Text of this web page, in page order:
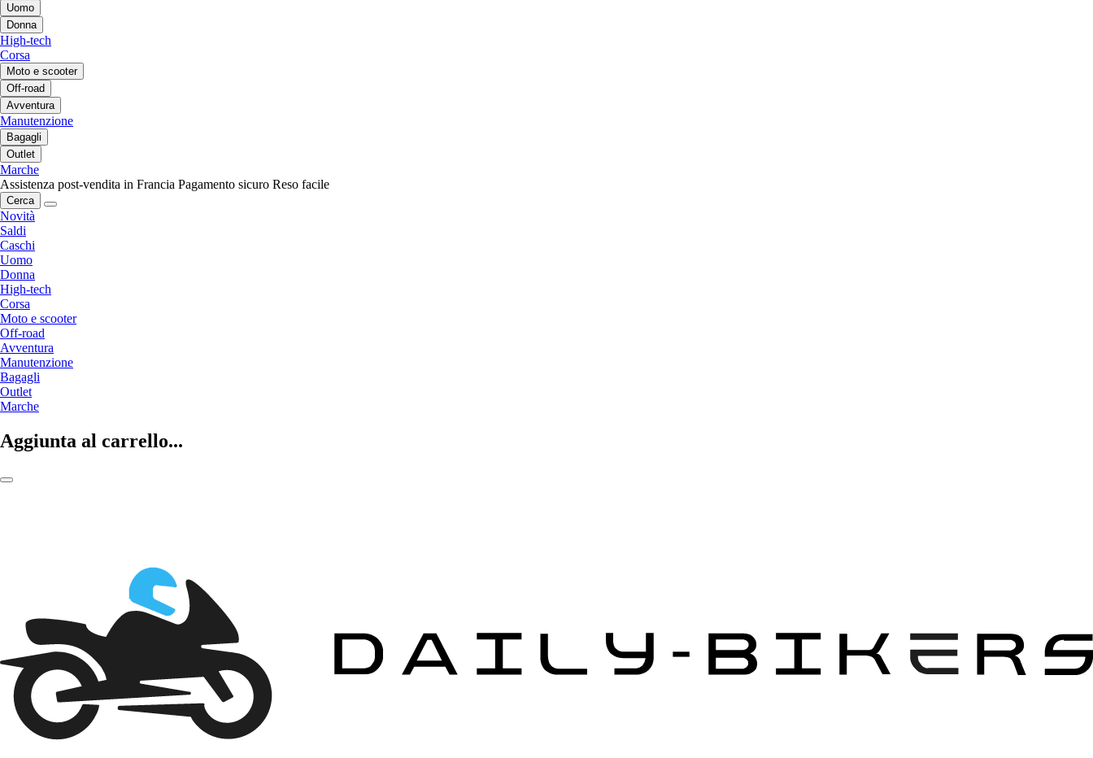
Uomo
Donna
High-tech
Corsa
Moto e scooter
Off-road
Avventura
Manutenzione
Bagagli
Outlet
Marche
Assistenza post-vendita in Francia Pagamento sicuro Reso facile
Cerca
Novità
Saldi
Caschi
Uomo
Donna
High-tech
Corsa
Moto e scooter
Off-road
Avventura
Manutenzione
Bagagli
Outlet
Marche
Aggiunta al carrello...